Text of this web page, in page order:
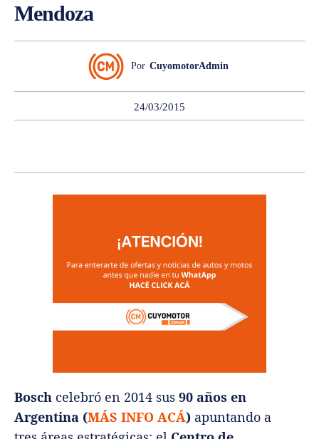
Mendoza
Por CuyomotorAdmin
24/03/2015
Bosch celebró en 2014 sus 90 años en
Argentina (MÁS INFO ACÁ) apuntando a